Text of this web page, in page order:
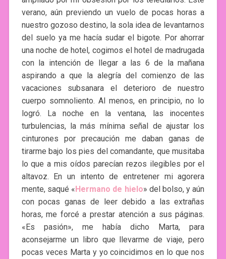
verano, aún previendo un vuelo de pocas horas a
nuestro gozoso destino, la sola idea de levantarnos
del suelo ya me hacía sudar el bigote. Por ahorrar
una noche de hotel, cogimos el hotel de madrugada
con la intención de llegar a las 6 de la mañana
aspirando a que la alegría del comienzo de las
vacaciones subsanara el deterioro de nuestro
cuerpo somnoliento. Al menos, en principio, no lo
logró. La noche en la ventana, las inocentes
turbulencias, la más mínima señal de ajustar los
cinturones por precaución me daban ganas de
tirarme bajo los pies del comandante, que musitaba
lo que a mis oídos parecían rezos ilegibles por el
altavoz. En un intento de entretener mi agorera
mente, saqué «Hermano de hielo» del bolso, y aún
con pocas ganas de leer debido a las extrañas
horas, me forcé a prestar atención a sus páginas.
«Es pasión», me había dicho Marta, para
aconsejarme un libro que llevarme de viaje, pero
pocas veces Marta y yo coincidimos en lo que nos